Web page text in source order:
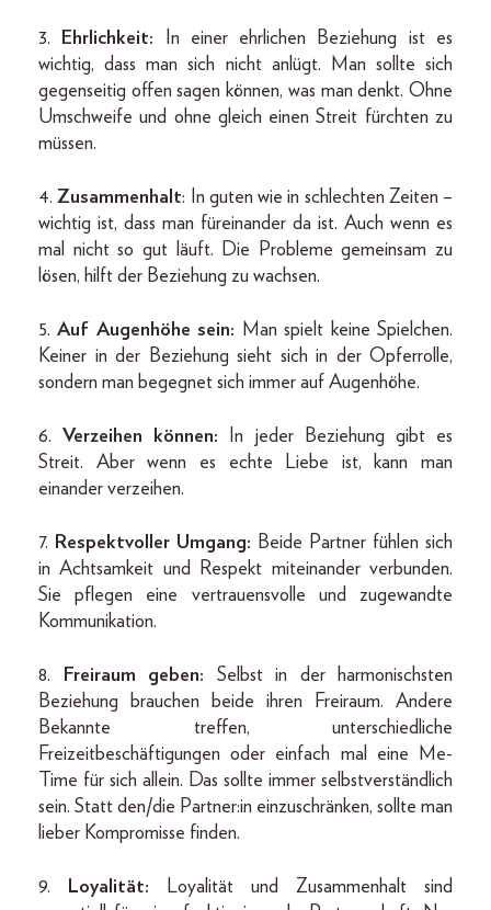
3. Ehrlichkeit: In einer ehrlichen Beziehung ist es
wichtig, dass man sich nicht anlügt. Man sollte sich
gegenseitig offen sagen können, was man denkt. Ohne
Umschweife und ohne gleich einen Streit fürchten zu
müssen.
4.Zusammenhalt: In guten wie in schlechten Zeiten –
wichtig ist, dass man füreinander da ist. Auch wenn es
mal nicht so gut läuft. Die Probleme gemeinsam zu
lösen, hilft der Beziehung zu wachsen.
5.Auf Augenhöhe sein: Man spielt keine Spielchen.
Keiner in der Beziehung sieht sich in der Opferrolle,
sondern man begegnet sich immer auf Augenhöhe.
6.Verzeihen können: In jeder Beziehung gibt es
Streit. Aber wenn es echte Liebe ist, kann man
einander verzeihen.
7. Respektvoller Umgang: Beide Partner fühlen sich
in Achtsamkeit und Respekt miteinander verbunden.
Sie pflegen eine vertrauensvolle und zugewandte
Kommunikation.
8. Freiraum geben: Selbst in der harmonischsten
Beziehung brauchen beide ihren Freiraum. Andere
Bekannte treffen, unterschiedliche
Freizeitbeschäftigungen oder einfach mal eine Me-
Time für sich allein. Das sollte immer selbstverständlich
sein. Statt den/die Partner:in einzuschränken, sollte man
lieber Kompromisse finden.
9. Loyalität: Loyalität und Zusammenhalt sind